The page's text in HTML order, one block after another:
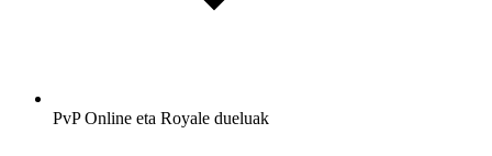
PvP Online eta Royale dueluak